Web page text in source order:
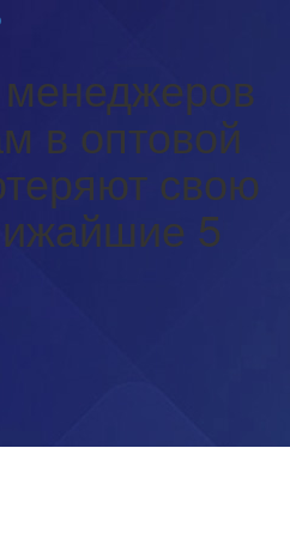
в оптовой
свою
5